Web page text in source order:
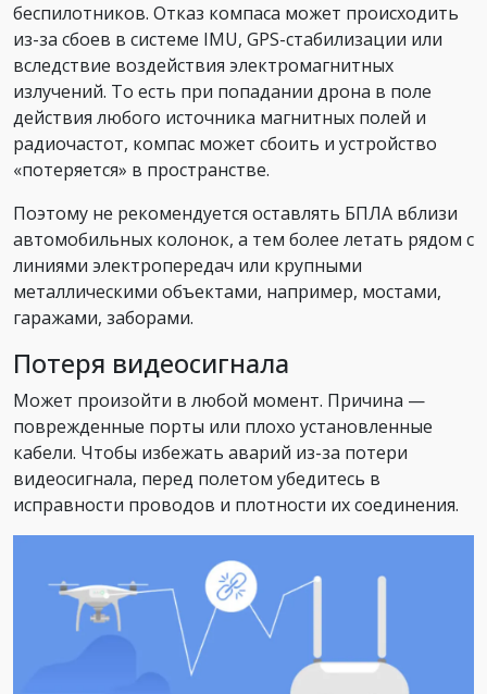
беспилотников. Отказ компаса может происходить
из-за сбоев в системе IMU, GPS-стабилизации или
вследствие воздействия электромагнитных
излучений. То есть при попадании дрона в поле
действия любого источника магнитных полей и
радиочастот, компас может сбоить и устройство
«потеряется» в пространстве.
Поэтому не рекомендуется оставлять БПЛА вблизи
автомобильных колонок, а тем более летать рядом с
линиями электропередач или крупными
металлическими объектами, например, мостами,
гаражами, заборами.
Потеря видеосигнала
Может произойти в любой момент. Причина —
поврежденные порты или плохо установленные
кабели. Чтобы избежать аварий из-за потери
видеосигнала, перед полетом убедитесь в
исправности проводов и плотности их соединения.